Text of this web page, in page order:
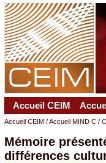
Accueil CEIM
Accueil CEIM/Accueil MIND C/
Mémoire
différences